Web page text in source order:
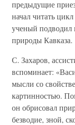
предыдущие
начал читать
ученый подводил
природы Кавказа.
С. Захаров,
вспоминает:
мысли со
картинностью.
он обрисовал
безводие, зной,